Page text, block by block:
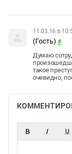
11.03.16 в
(Гость) #
Думаю
такое
очевидно,